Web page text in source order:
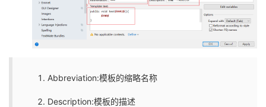
Abbreviation:模板的缩略名称
Description:模板的描述